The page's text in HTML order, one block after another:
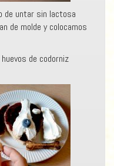
de untar sin lactosa
de molde y colocamos
de codorniz